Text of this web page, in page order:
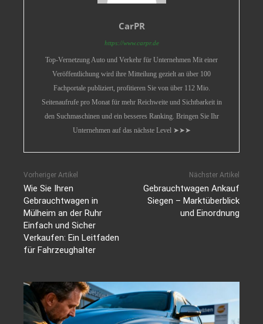
CarPR
https://www.carpr.de
Top-Vernetzung Auto und Verkehr für Unternehmen Mit einer
Veröffentlichung wird ihre Mitteilung gezielt an über 100
Fachportale publiziert, profitieren Sie von über 112 Mio.
Seitenaufrufe pro Monat für mehr Reichweite und Sichtbarkeit in
den Suchmaschinen und ein besseres Ranking. Bringen Sie Ihr
Unternehmen auf das nächste Level ➤➤➤
Vorheriger Artikel
Wie Sie Ihren
Gebrauchtwagen in
Mülheim an der Ruhr
Einfach und Sicher
Verkaufen: Ein Leitfaden
für Fahrzeughalter
Nächster Artikel
Gebrauchtwagen Ankauf
Siegen – Marktüberblick
und Einordnung